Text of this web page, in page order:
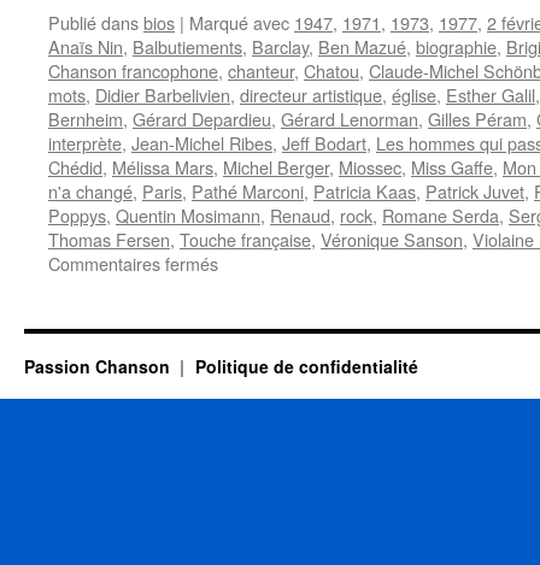
Publié dansbios | Marqué avec 1947, 1971, 1973, 1977, 2
Anaïs Nin, Balbutiements, Barclay, Ben Mazué, biographie,
Chanson francophone, chanteur, Chatou, Claude-Michel
mots, Didier Barbelivien, directeur artistique, église, Esther Galil
Bernheim, Gérard Depardieu, Gérard Lenorman, Gilles Péram,
interprète, Jean-Michel Ribes, Jeff Bodart, Les hommes qui
Chédid, Mélissa Mars, Michel Berger, Miossec, Miss Gaffe,
n'a changé, Paris, Pathé Marconi, Patricia Kaas, Patrick Juvet,
Poppys, Quentin Mosimann, Renaud, rock, Romane Serda,
Thomas Fersen, Touche française, Véronique Sanson, Violaine
Commentaires ferméssur
Passion Chanson Politique de confidentialité